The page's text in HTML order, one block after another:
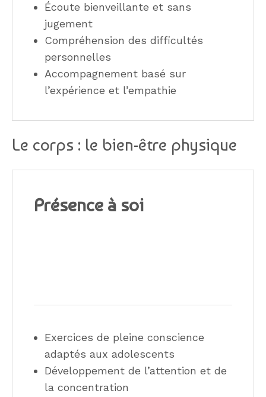
Écoute bienveillante et sans
jugement
Compréhension des difficultés
personnelles
Accompagnement basé sur
l’expérience et l’empathie
Le corps : le bien-être physique
Présence à soi
Exercices de pleine conscience
adaptés aux adolescents
Développement de l’attention et de
la concentration